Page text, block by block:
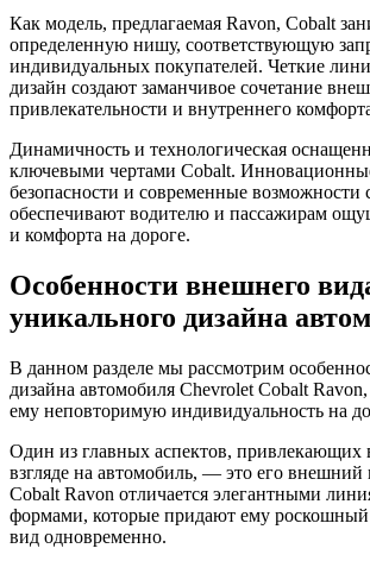
Как модель, предлагаемая Ravon, Cobalt
определенную нишу, соответствующую
индивидуальных покупателей. Четкие
дизайн создают заманчивое сочетание
привлекательности и внутреннего
Динамичность и технологическая
ключевыми чертами Cobalt.
безопасности и современные возможности
обеспечивают водителю и пассажирам
и комфорта на дороге.
Особенности внешнего
уникального дизайна
В данном разделе мы рассмотрим
дизайна автомобиля Chevrolet Cobalt
ему неповторимую индивидуальность на
Один из главных аспектов, привлекающих
взгляде на автомобиль, — это его внешний
Cobalt Ravon отличается элегантными
формами, которые придают ему
вид одновременно.